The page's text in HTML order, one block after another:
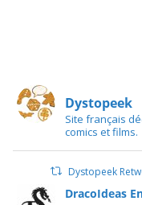
Dystopeek
Site français
comics et films.
Dystopeek
DracoIdeas